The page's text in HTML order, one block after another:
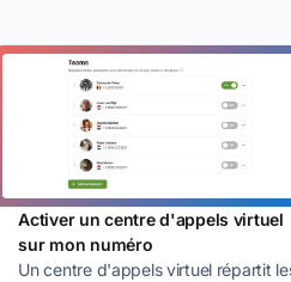
Activer un centre d'appels virtuel
sur mon numéro
Un centre d'appels virtuel répartit